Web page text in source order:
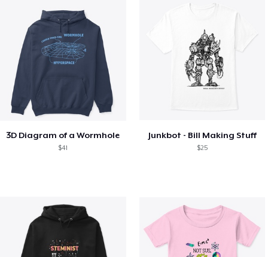
3D Diagram of a Wormhole
$41
Junkbot - Bill Making Stuff
$25